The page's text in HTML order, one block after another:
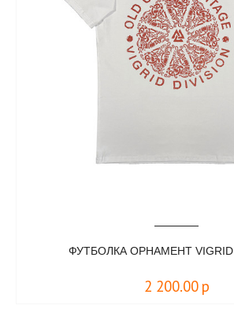
ФУТБОЛКА ОРНАМЕНТ VIGRID
2 200.00 р